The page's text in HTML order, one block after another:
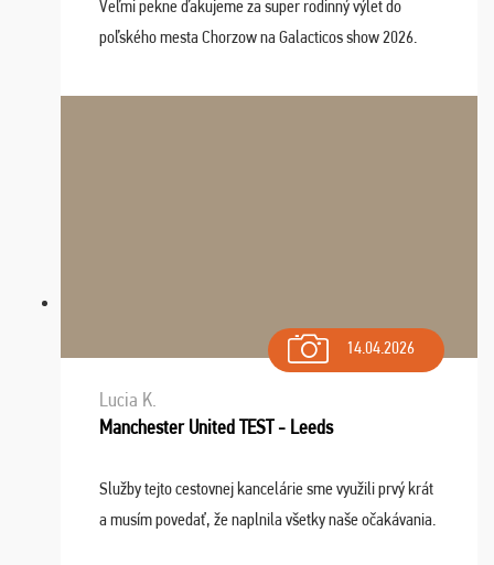
Veľmi pekne ďakujeme za super rodinný výlet do
poľského mesta Chorzow na Galacticos show 2026.
Navštívili sme aj zábavný park Legendia, previe ...
14.04.2026
Lucia K.
Manchester United TEST - Leeds
Služby tejto cestovnej kancelárie sme využili prvý krát
a musím povedať, že naplnila všetky naše očakávania.